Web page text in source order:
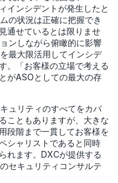
インシデントが発生したと
の状況は正確に把握でき
通せているとは限りませ
ンしながら俯瞰的に影響
最大限活用してインシデ
。「お客様の立場で考える
がASOとしての最大の存
ュリティのすべてをカバ
こともありますが、大きな
段階まで一貫してお客様を
シャリストであると同時
れます。DXCが提供する
セキュリティコンサルテ